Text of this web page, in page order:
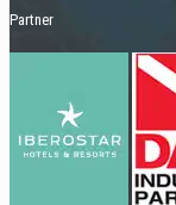
Partner